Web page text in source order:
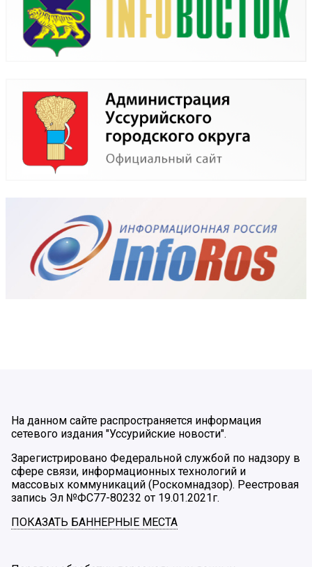
На данном сайте распространяется информация
сетевого издания "Уссурийские новости".
Зарегистрировано Федеральной службой по надзору в
сфере связи, информационных технологий и
массовых коммуникаций (Роскомнадзор). Реестровая
запись Эл №ФС77-80232 от 19.01.2021г.
ПОКАЗАТЬ БАННЕРНЫЕ МЕСТА